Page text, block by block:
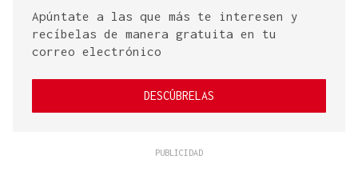
Apúntate a las que más te interesen y
recíbelas de manera gratuita en tu
correo electrónico
DESCÚBRELAS